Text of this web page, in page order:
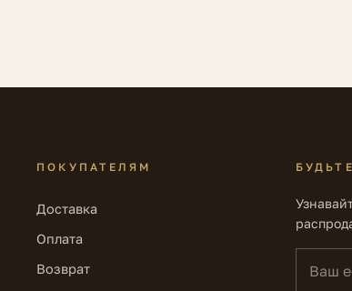
ПОКУПАТЕЛЯМ
Доставка
Оплата
Возврат